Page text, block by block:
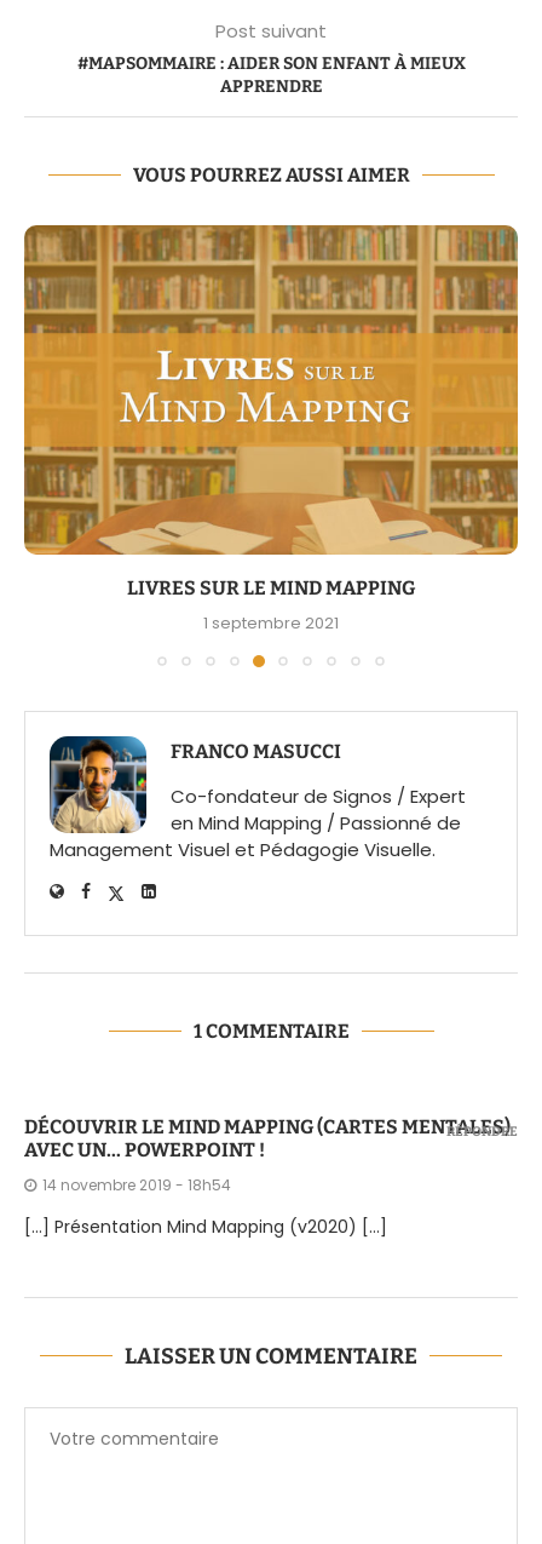
Post suivant
#MAPSOMMAIRE : AIDER SON ENFANT À MIEUX
APPRENDRE
VOUS POURREZ AUSSI AIMER
LIVRES SUR LE MIND MAPPING
1 septembre 2021
FRANCO MASUCCI
Co-fondateur de Signos / Expert
en Mind Mapping / Passionné de
Management Visuel et Pédagogie Visuelle.
1 COMMENTAIRE
DÉCOUVRIR LE MIND MAPPING (CARTES MENTALES)
AVEC UN... POWERPOINT !
14 novembre 2019 - 18h54
[…] Présentation Mind Mapping (v2020) […]
RÉPONDRE
LAISSER UN COMMENTAIRE